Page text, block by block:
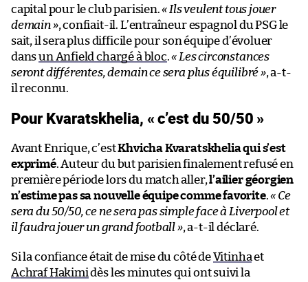
capital pour le club parisien.« Ils veulent tous jouer
demain », confiait-il. L’entraîneur espagnol du PSG le
sait, il sera plus difficile pour son équipe d’évoluer
dansun Anfield chargé à bloc.« Les circonstances
seront différentes, demain ce sera plus équilibré », a-t-
il reconnu.
Pour Kvaratskhelia, « c’est du 50/50 »
Avant Enrique, c’estKhvicha Kvaratskhelia qui s’est
exprimé. Auteur du but parisien finalement refusé en
première période lors du match aller,l’ailier géorgien
n’estime pas sa nouvelle équipe comme favorite.« Ce
sera du 50/50, ce ne sera pas simple face à Liverpool et
il faudra jouer un grand football », a-t-il déclaré.
Si la confiance était de mise du côté deVitinhaet
Achraf Hakimidès les minutes qui ont suivi la